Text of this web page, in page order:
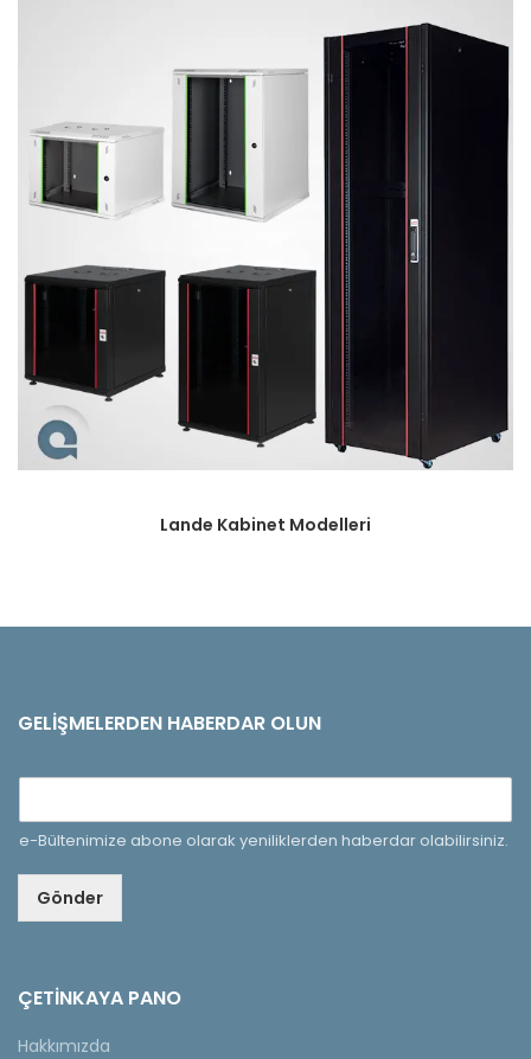
Lande Kabinet Modelleri
GELIŞMELERDEN HABERDAR OLUN
e-Bültenimize abone olarak yeniliklerden haberdar olabilirsiniz.
Gönder
ÇETINKAYA PANO
Hakkımızda